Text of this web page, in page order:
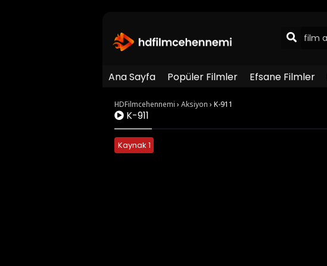
Ana Sayfa Popüler Filmler Efsane Filmler
HDFilmcehennemi › Aksiyon › K-911
K-911
Kaynak 1